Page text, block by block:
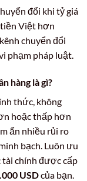
đổi khi tỷ giá
Việt hơn
chuyển đổi
phạm pháp luật.
hàng là gì?
thức, không
hoặc thấp hơn
ẩn nhiều rủi ro
bạch. Luôn ưu
tài chính được cấp
USDcủa bạn.